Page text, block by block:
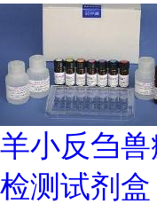
羊小反刍
检测试剂盒